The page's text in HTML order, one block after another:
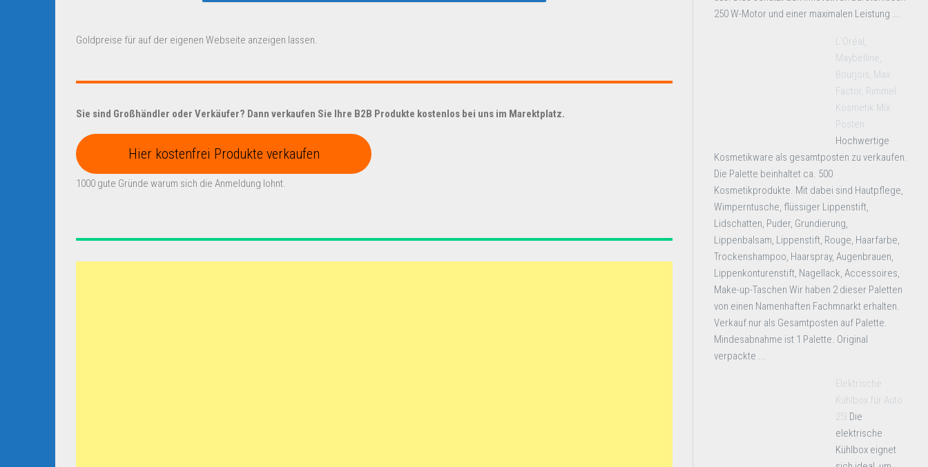
Goldpreise für auf der eigenen Webseite anzeigen lassen.
Sie sind Großhändler oder Verkäufer? Dann verkaufen Sie Ihre B2B Produkte kostenlos bei uns im Marektplatz.
Hier kostenfrei Produkte verkaufen
1000 gute Gründe warum sich die Anmeldung lohnt.
250 W-Motor und einer maximalen Leistung ...
L’Oréal,
Maybelline,
Bourjois, Max
Factor, Rimmel
Kosmetik Mix
Posten
Hochwertige
Kosmetikware als gesamtposten zu verkaufen.
Die Palette beinhaltet ca. 500
Kosmetikprodukte. Mit dabei sind Hautpflege,
Wimperntusche, flüssiger Lippenstift,
Lidschatten, Puder, Grundierung,
Lippenbalsam, Lippenstift, Rouge, Haarfarbe,
Trockenshampoo, Haarspray, Augenbrauen,
Lippenkonturenstift, Nagellack, Accessoires,
Make-up-Taschen Wir haben 2 dieser Paletten
von einen Namenhaften Fachmnarkt erhalten.
Verkauf nur als Gesamtposten auf Palette.
Mindesabnahme ist 1 Palette. Original
verpackte ...
Elektrische
Kühlbox für Auto
25l Die
elektrische
Kühlbox eignet